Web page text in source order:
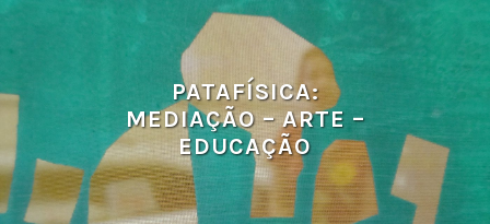
Ir
para
PATAFÍSICA:
MEDIAÇÃO – ARTE –
EDUCAÇÃO